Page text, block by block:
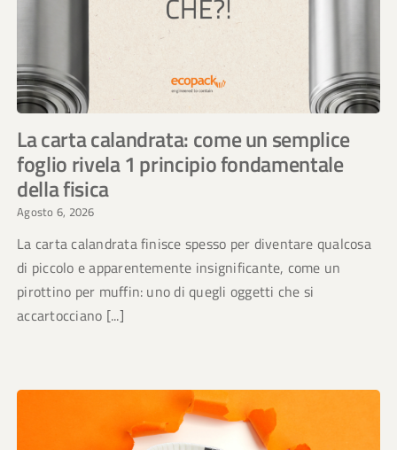
La carta calandrata: come un semplice
foglio rivela 1 principio fondamentale
della fisica
Agosto 6, 2026
La carta calandrata finisce spesso per diventare qualcosa
di piccolo e apparentemente insignificante, come un
pirottino per muffin: uno di quegli oggetti che si
accartocciano [...]